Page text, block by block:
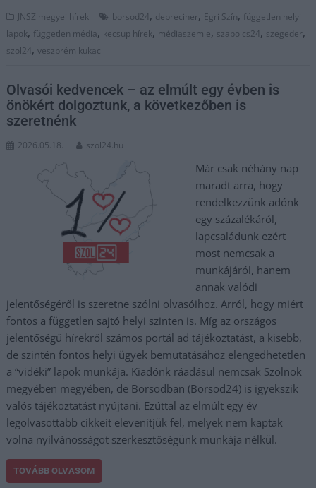
JNSZ megyei hírek borsod24, debreciner, Egri Szín, független helyi
lapok, független média, kecsup hírek, médiaszemle, szabolcs24, szegeder,
szol24,veszprém kukac
Olvasói kedvencek – az elmúlt egy évben is
önökért dolgoztunk, a következőben is
szeretnénk
2026.05.18. szol24.hu
Már csak néhány nap
maradt arra, hogy
rendelkezzünk adónk
egy százalékáról,
lapcsaládunk ezért
most nemcsak a
munkájáról, hanem
annak valódi
jelentőségéről is szeretne szólni olvasóihoz. Arról, hogy miért
fontos a független sajtó helyi szinten is. Míg az országos
jelentőségű hírekről számos portál ad tájékoztatást, a kisebb,
de szintén fontos helyi ügyek bemutatásához elengedhetetlen
a “vidéki” lapok munkája. Kiadónk ráadásul nemcsak Szolnok
megyében megyében, de Borsodban (Borsod24) is igyekszik
valós tájékoztatást nyújtani. Ezúttal az elmúlt egy év
legolvasottabb cikkeit elevenítjük fel, melyek nem kaptak
volna nyilvánosságot szerkesztőségünk munkája nélkül.
TOVÁBB OLVASOM